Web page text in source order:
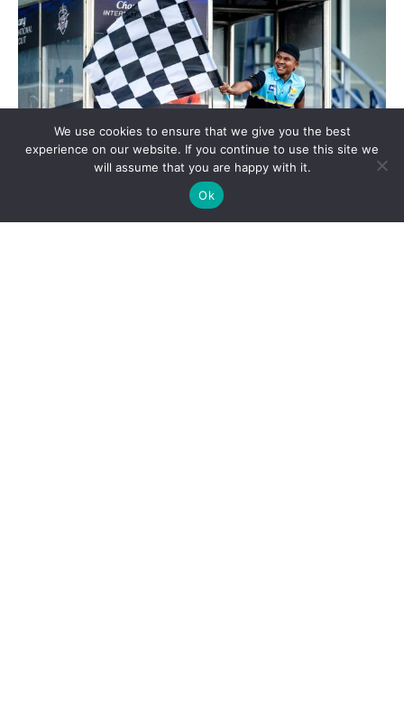
We use cookies to ensure that we give you the best
experience on our website. If you continue to use this site we
will assume that you are happy with it.
Ok